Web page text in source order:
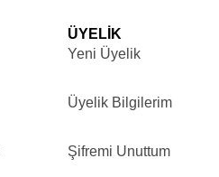
ÜYELİK
Yeni Üyelik
Üyelik Bilgilerim
Şifremi Unuttum